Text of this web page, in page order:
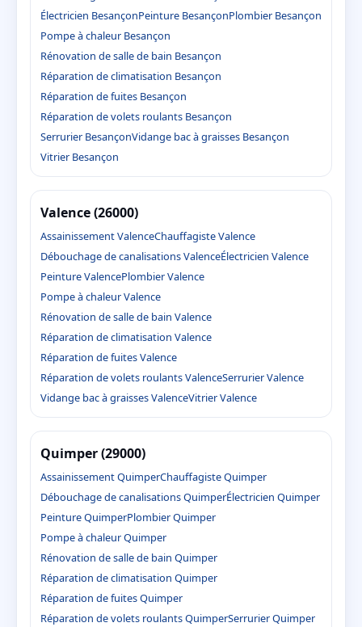
Électricien BesançonPeinture BesançonPlombier Besançon
Pompe à chaleur Besançon
Rénovation de salle de bain Besançon
Réparation de climatisation Besançon
Réparation de fuites Besançon
Réparation de volets roulants Besançon
Serrurier BesançonVidange bac à graisses Besançon
Vitrier Besançon
Valence (26000)
Assainissement ValenceChauffagiste Valence
Débouchage de canalisations ValenceÉlectricien Valence
Peinture ValencePlombier Valence
Pompe à chaleur Valence
Rénovation de salle de bain Valence
Réparation de climatisation Valence
Réparation de fuites Valence
Réparation de volets roulants ValenceSerrurier Valence
Vidange bac à graisses ValenceVitrier Valence
Quimper (29000)
Assainissement QuimperChauffagiste Quimper
Débouchage de canalisations QuimperÉlectricien Quimper
Peinture QuimperPlombier Quimper
Pompe à chaleur Quimper
Rénovation de salle de bain Quimper
Réparation de climatisation Quimper
Réparation de fuites Quimper
Réparation de volets roulants QuimperSerrurier Quimper